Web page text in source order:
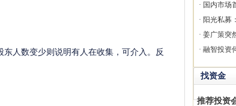
人数变少则说明有人在收集，可介入。反
· 国内市场
· 阳光私募
· 姜广策突
· 融智投资
找资金
推荐投资